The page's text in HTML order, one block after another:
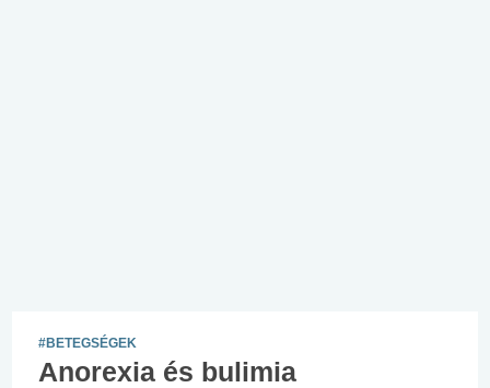
#BETEGSÉGEK
Anorexia és bulimia